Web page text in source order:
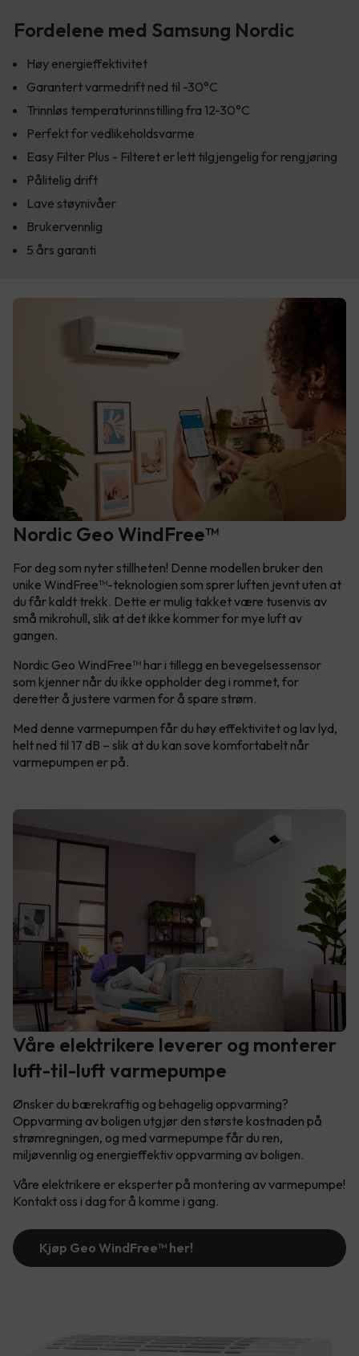
Fordelene med Samsung Nordic
Høy energieffektivitet
Garantert varmedrift ned til -30°C
Trinnløs temperaturinnstilling fra 12-30°C
Perfekt for vedlikeholdsvarme
Easy Filter Plus - Filteret er lett tilgjengelig for rengjøring
Pålitelig drift
Lave støynivåer
Brukervennlig
5 års garanti
Nordic Geo WindFree™
For deg som nyter stillheten! Denne modellen bruker den
unike WindFree™-teknologien som sprer luften jevnt uten at
du får kaldt trekk. Dette er mulig takket være tusenvis av
små mikrohull, slik at det ikke kommer for mye luft av
gangen.
Nordic Geo WindFree™ har i tillegg en bevegelsessensor
som kjenner når du ikke oppholder deg i rommet, for
deretter å justere varmen for å spare strøm.
Med denne varmepumpen får du høy effektivitet og lav lyd,
helt ned til 17 dB – slik at du kan sove komfortabelt når
varmepumpen er på.
Våre elektrikere leverer og monterer
luft-til-luft varmepumpe
Ønsker du bærekraftig og behagelig oppvarming?
Oppvarming av boligen utgjør den største kostnaden på
strømregningen, og med varmepumpe får du ren,
miljøvennlig og energieffektiv oppvarming av boligen.
Våre elektrikere er eksperter på montering av varmepumpe!
Kontakt oss i dag for å komme i gang.
Kjøp Geo WindFree™️ her!